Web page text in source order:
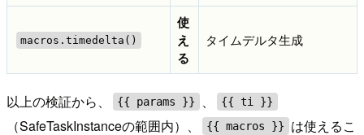
macros.timedelta()
使
え
る
タイムデルタ生成
以上の検証から、 {{ params }} 、 {{ ti }}
（SafeTaskInstanceの範囲内）、 {{ macros }} は使えるこ